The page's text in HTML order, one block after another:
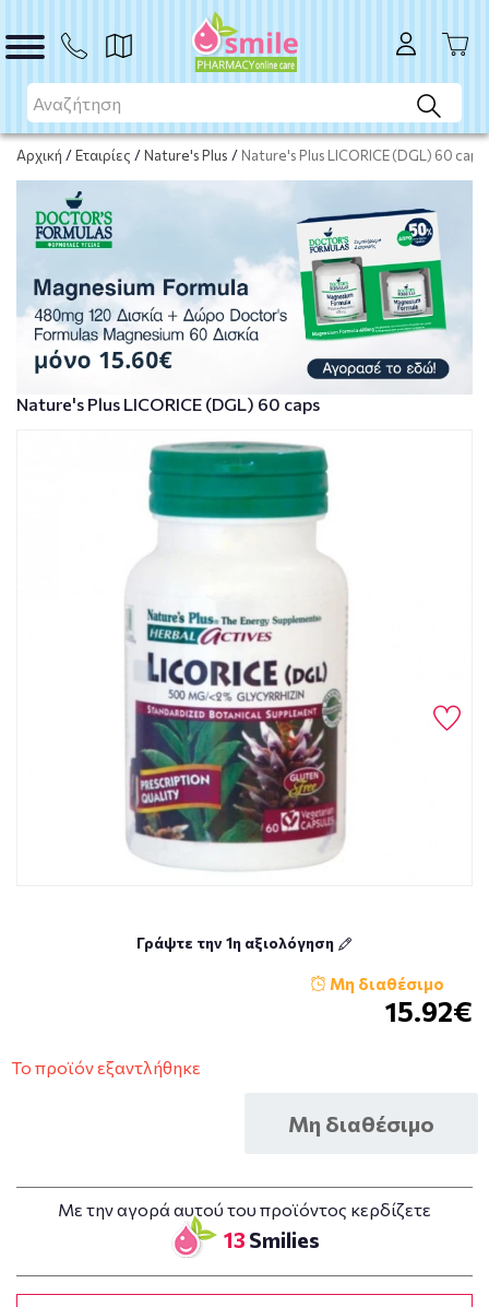
Αρχική /Εταιρίες /Nature's Plus / Nature's Plus LICORICE (DGL) 60 caps
Το προϊόν εξαντλήθηκε
Μη διαθέσιμο
Nature's Plus LICORICE (DGL) 60 caps
Γράψτε την 1η αξιολόγηση
Μη διαθέσιμο
15.92€
Το προϊόν εξαντλήθηκε
Μη διαθέσιμο
Με την αγορά αυτού του προϊόντος κερδίζετε
13 Smilies